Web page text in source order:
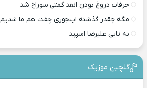
حرفات دروغ بودن انقد گفتی سوراخ شد
مگه چقدر گذشته اینجوری چفت هم ما شدیم
نه تایی علیرضا اسپید
گلچین موزیک